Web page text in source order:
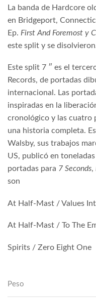
La banda de Hardcore
en Bridgeport,
Ep. First And Foremost y
este split y se
Este split 7 ″ es el
Records, de portadas
internacional. Las
inspiradas en la
cronológico y las cuatro
una historia completa.
Walsby, sus trabajos
US, publicó en
portadas para 7 Seconds,
son
At Half-Mast / Values
At Half-Mast / To The
Spirits / Zero Eight One
Peso